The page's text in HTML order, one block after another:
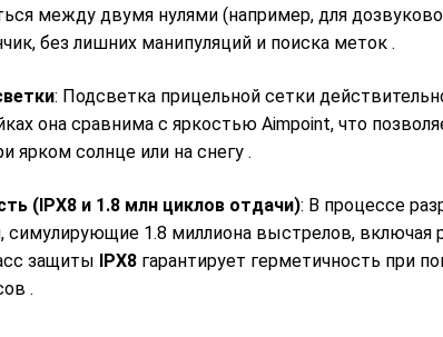
между двумя нулями (например, для
без лишних манипуляций и поиска меток .
: Подсветка прицельной сетки
она сравнима с яркостью Aimpoint, что
ярком солнце или на снегу .
(IPX8 и 1.8 млн циклов отдачи): В процессе
1.8 миллиона выстрелов, включая
защиты IPX8 гарантирует герметичность при
.